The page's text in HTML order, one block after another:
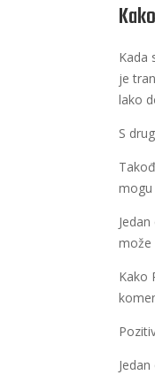
Kada
je
lako
S
mogu
može
Kako